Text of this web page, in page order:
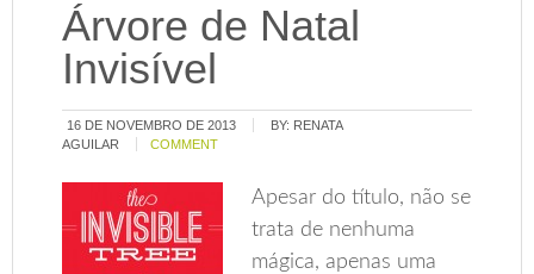
Árvore de Natal
Invisível
16 DE NOVEMBRO DE 2013 BY: RENATA
AGUILAR
COMMENT
Apesar do título, não se
trata de nenhuma
mágica, apenas uma